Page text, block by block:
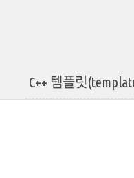
C++ 템플릿